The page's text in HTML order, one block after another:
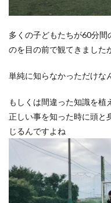
多くの子どもたちが60分
のを目の前で観てきました
単純に知らなかっただけな
もしくは間違った知識を植
正しい事を知った時に頭と
じるんですよね